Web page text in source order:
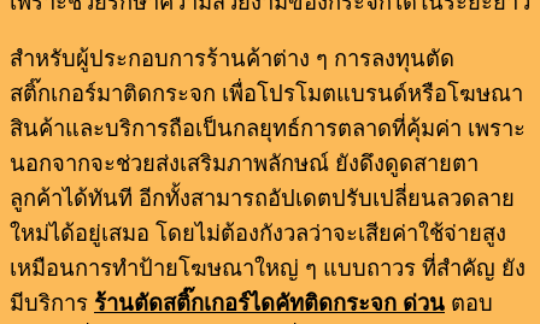
สำหรับผู้ประกอบการร้านค้าต่าง ๆ การลงทุนตัด
สติ๊กเกอร์มาติดกระจก เพื่อโปรโมตแบรนด์หรือโฆษณา
สินค้าและบริการถือเป็นกลยุทธ์การตลาดที่คุ้มค่า เพราะ
นอกจากจะช่วยส่งเสริมภาพลักษณ์ ยังดึงดูดสายตา
ลูกค้าได้ทันที อีกทั้งสามารถอัปเดตปรับเปลี่ยนลวดลาย
ใหม่ได้อยู่เสมอ โดยไม่ต้องกังวลว่าจะเสียค่าใช้จ่ายสูง
เหมือนการทำป้ายโฆษณาใหญ่ ๆ แบบถาวร ที่สำคัญ ยัง
มีบริการ ร้านตัดสติ๊กเกอร์ไดคัทติดกระจก ด่วน ตอบ